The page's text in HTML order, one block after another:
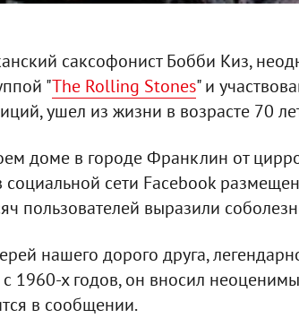
саксофонист Бобби Киз,
"The Rolling Stones" и
ушел из жизни в возрасте 70
доме в городе Франклин от
социальной сети Facebook
пользователей выразили
нашего дорого друга,
1960-х годов, он вносил
в сообщении.